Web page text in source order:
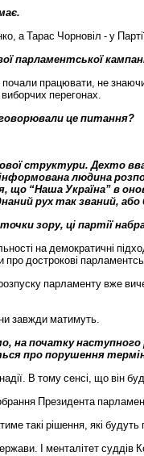
.
, а Тарас Чорновіл - у
парламентської
почали працювати, не
виборчих перегонах.
це питання?
структури. Дехто
людина
, що “Наша Україна” в
рух так званий, або
точки зору, ці партії
на демократичні
про дострокові
парламенту вже
завжди матимуть.
, на початку наступного
про порушення
надії. В тому сенсі, що він
Президента
такі рішення, які будуть
. менталітет суддів